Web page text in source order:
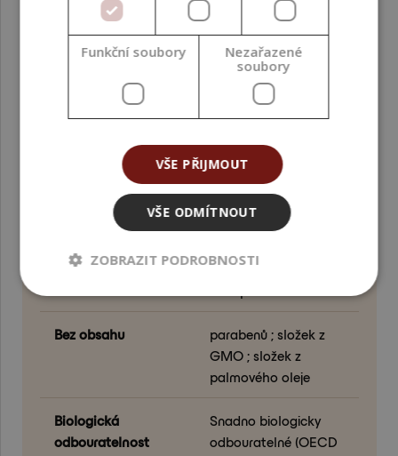
se dlouhému ohřevu nad 80 °C.
Jaké dávky se používají v praxi?
Nejčastěji 0,5 – 1,0 % (celkový rozsah pro praxi 0,4 – 1,2
%). Volbu dávky přizpůsobte typu produktu.
PARAMETRY
Benzyl Alcohol,
Dehydroacetic Acid,
Bez obsahu
parabenů ; složek z
GMO ; složek z
palmového oleje
Biologická
odbouratelnost
Snadno biologicky
odbouratelné (OECD
Funkční soubory
Nezařazené
soubory
VŠE PŘIJMOUT
VŠE ODMÍTNOUT
ZOBRAZIT PODROBNOSTI